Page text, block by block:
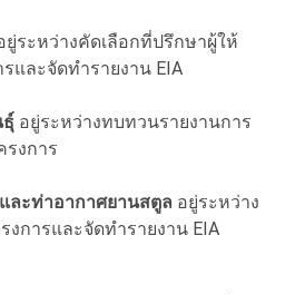
ยู่ระหว่างคัดเลือกที่ปรึกษาผู้ให้
และจัดทำรายงาน EIA
อยู่ระหว่างทบทวนรายงานการ
งการ
ละท่าอากาศยานสตูล อยู่ระหว่าง
งการและจัดทำรายงาน EIA